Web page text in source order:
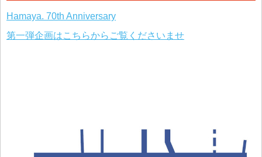
Hamaya. 70th Anniversary
第一弾企画はこちらからご覧くださいませ